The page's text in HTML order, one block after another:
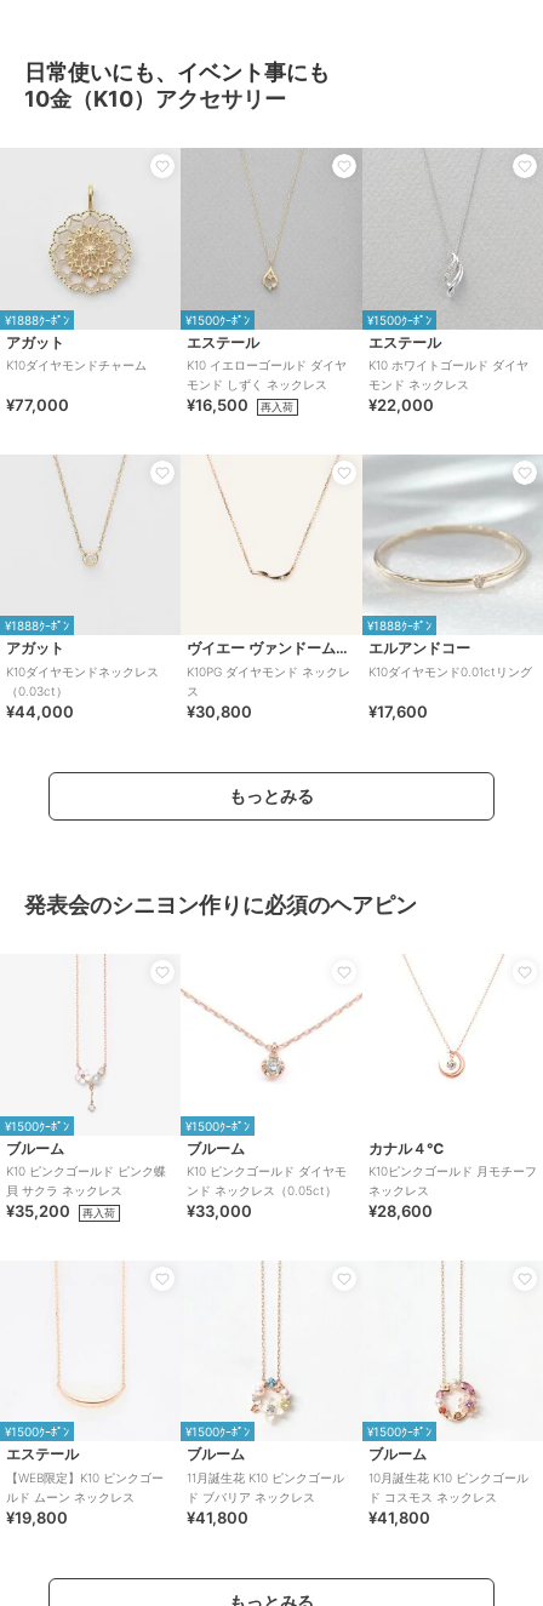
日常使いにも、イベント事にも
10金（K10）アクセサリー
¥1888ｸｰﾎﾟﾝ
アガット
K10ダイヤモンドチャーム
¥77,000
¥1500ｸｰﾎﾟﾝ
エステール
K10 イエローゴールド ダイヤ
モンド しずく ネックレス
¥16,500 再入荷
¥1500ｸｰﾎﾟﾝ
エステール
K10 ホワイトゴールド ダイヤ
モンド ネックレス
¥22,000
¥1888ｸｰﾎﾟﾝ
アガット
K10ダイヤモンドネックレス
（0.03ct）
¥44,000
ヴイエー ヴァンドーム青山
K10PG ダイヤモンド ネックレ
ス
¥30,800
¥1888ｸｰﾎﾟﾝ
エルアンドコー
K10ダイヤモンド0.01ctリング
¥17,600
もっとみる
発表会のシニヨン作りに必須のヘアピン
¥1500ｸｰﾎﾟﾝ
ブルーム
K10 ピンクゴールド ピンク蝶
貝 サクラ ネックレス
¥35,200 再入荷
¥1500ｸｰﾎﾟﾝ
ブルーム
K10 ピンクゴールド ダイヤモ
ンド ネックレス（0.05ct）
¥33,000
カナル４℃
K10ピンクゴールド 月モチーフ
ネックレス
¥28,600
¥1500ｸｰﾎﾟﾝ
エステール
【WEB限定】K10 ピンクゴー
ルド ムーン ネックレス
¥19,800
¥1500ｸｰﾎﾟﾝ
ブルーム
11月誕生花 K10 ピンクゴール
ド ブバリア ネックレス
¥41,800
¥1500ｸｰﾎﾟﾝ
ブルーム
10月誕生花 K10 ピンクゴール
ド コスモス ネックレス
¥41,800
もっとみる